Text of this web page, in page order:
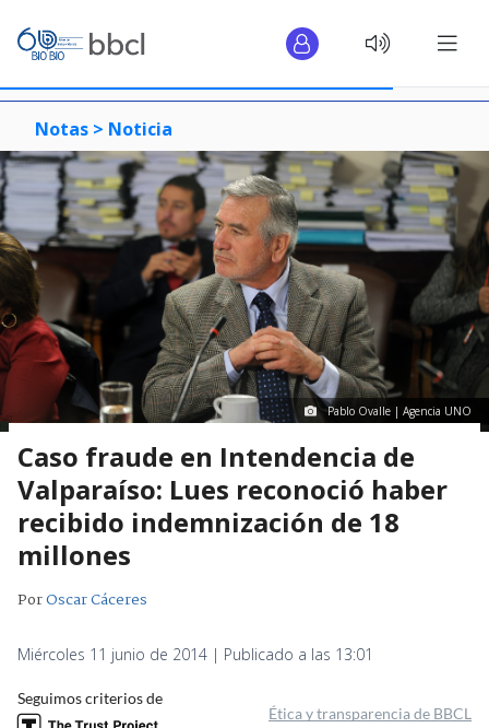
Notas > Noticia
Pablo Ovalle | Agencia UNO
Caso fraude en Intendencia de
Valparaíso: Lues reconoció haber
recibido indemnización de 18
millones
PorOscar Cáceres
Miércoles 11 junio de 2014 | Publicado a las 13:01
Seguimos criterios de
Ética y transparencia de BBCL